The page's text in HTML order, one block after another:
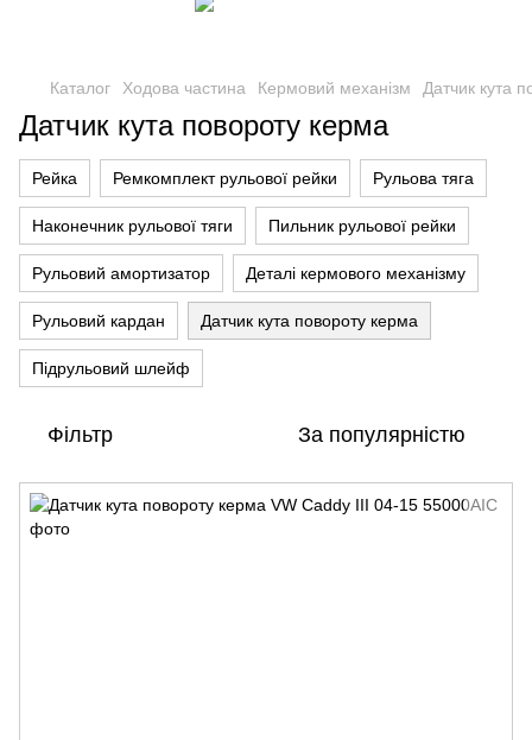
Каталог Ходова частина Кермовий механізм Датчик кута
Датчик кута повороту керма
Рейка Ремкомплект рульової рейки Рульова тяга
Наконечник рульової тяги Пильник рульової рейки
Рульовий амортизатор Деталі кермового механізму
Рульовий кардан Датчик кута повороту керма
Підрульовий шлейф
Фільтр За популярністю